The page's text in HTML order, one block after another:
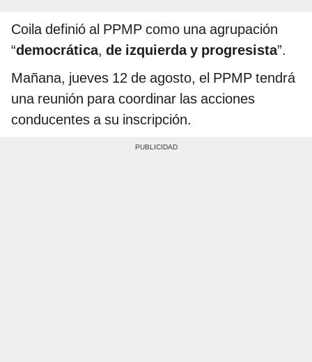
Coila definió al PPMP como una agrupación
“democrática, de izquierda y progresista”.
Mañana, jueves 12 de agosto, el PPMP tendrá
una reunión para coordinar las acciones
conducentes a su inscripción.